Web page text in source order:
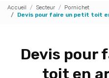
Accueil Secteur
Pornichet
Devis pour faire un petit toit
Devis pour
toit en